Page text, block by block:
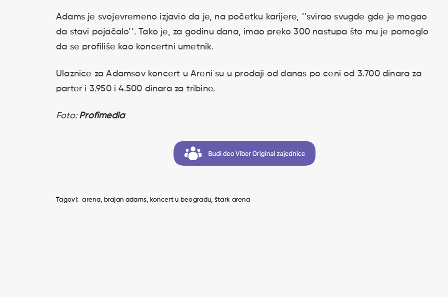
Adams je svojevremeno izjavio da je, na početku karijere, ’’svirao svugde gde je mogao
da stavi pojačalo’’. Tako je, za godinu dana, imao preko 300 nastupa što mu je pomoglo
da se profiliše kao koncertni umetnik.
Ulaznice za Adamsov koncert u Areni su u prodaji od danas po ceni od 3.700 dinara za
parter i 3.950 i 4.500 dinara za tribine.
Foto:Profimedia
Tagovi: arena brajan adams koncert u beogradu štark arena